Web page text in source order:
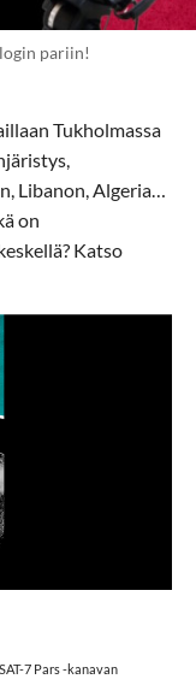
pariin!
Tukholmassa
Libanon, Algeria…
on
Katso
7 Pars -kanavan